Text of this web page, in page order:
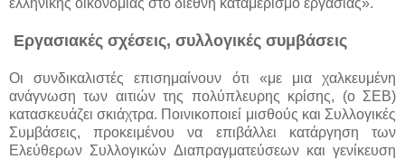
ελληνικής οικονομίας στο διεθνή καταμερισμό εργασίας».
Εργασιακές σχέσεις, συλλογικές συμβάσεις
Οι συνδικαλιστές επισημαίνουν ότι «με μια χαλκευμένη
ανάγνωση των αιτιών της πολύπλευρης κρίσης, (ο ΣΕΒ)
κατασκευάζει σκιάχτρα. Ποινικοποιεί μισθούς και Συλλογικές
Συμβάσεις, προκειμένου να επιβάλλει κατάργηση των
Ελεύθερων Συλλογικών Διαπραγματεύσεων και γενίκευση